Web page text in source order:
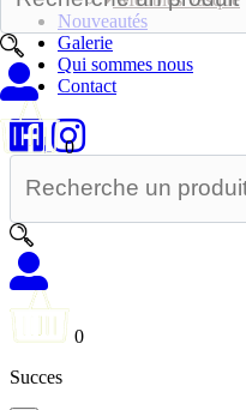
0
Nouveautés
Galerie
Qui sommes nous
Contact
|
0
Succes